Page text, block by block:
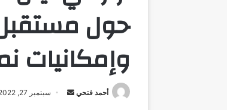
حول
وإمكانيات
أحمد فتحي
أرسل سبتمبر 27, 2022